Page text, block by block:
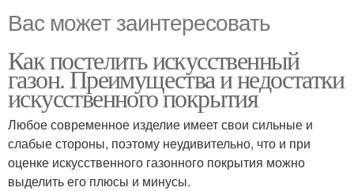
Вас может заинтересовать
Как постелить искусственный
газон. Преимущества и недостатки
искусственного покрытия
Любое современное изделие имеет свои сильные и
слабые стороны, поэтому неудивительно, что и при
оценке искусственного газонного покрытия можно
выделить его плюсы и минусы.